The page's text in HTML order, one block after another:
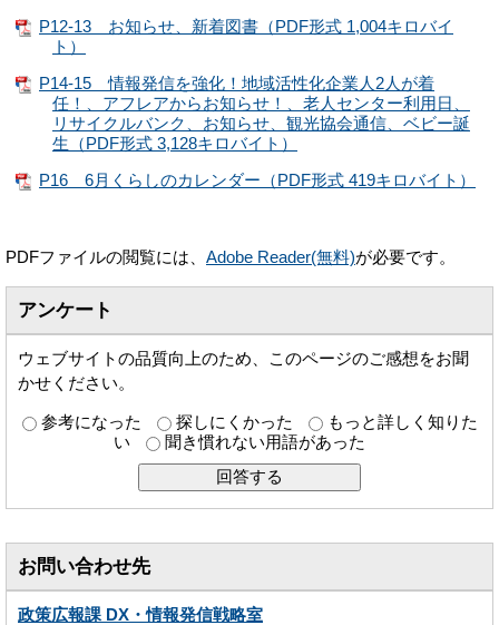
P12-13 お知らせ、新着図書（PDF形式 1,004キロバイ
ト）
P14-15 情報発信を強化！地域活性化企業人2人が着
任！、アフレアからお知らせ！、老人センター利用日、
リサイクルバンク、お知らせ、観光協会通信、ベビー誕
生（PDF形式 3,128キロバイト）
P16 6月くらしのカレンダー（PDF形式 419キロバイト）
PDFファイルの閲覧には、 Adobe Reader(無料)が必要です。
アンケート
ウェブサイトの品質向上のため、このページのご感想をお聞
かせください。
参考になった 探しにくかった
もっと詳しく知りた
い
聞き慣れない用語があった
お問い合わせ先
政策広報課 DX・情報発信戦略室